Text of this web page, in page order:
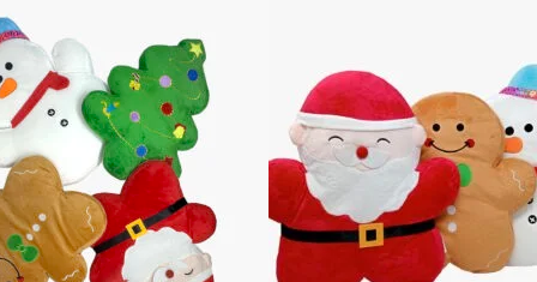
original
era:
7,99€.
5,99€.